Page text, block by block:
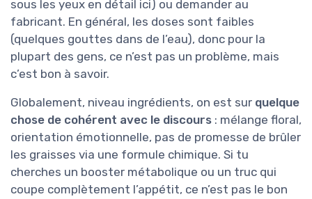
sous les yeux en détail ici) ou demander au
fabricant. En général, les doses sont faibles
(quelques gouttes dans de l’eau), donc pour la
plupart des gens, ce n’est pas un problème, mais
c’est bon à savoir.
Globalement, niveau ingrédients, on est sur quelque
chose de cohérent avec le discours : mélange floral,
orientation émotionnelle, pas de promesse de brûler
les graisses via une formule chimique. Si tu
cherches un booster métabolique ou un truc qui
coupe complètement l’appétit, ce n’est pas le bon